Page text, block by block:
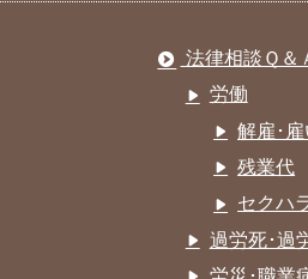
法律相談Ｑ＆
労働
解雇･
残業代
セクハ
過労死･過